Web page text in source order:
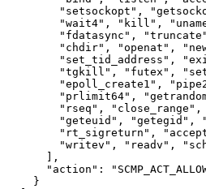
"setsockopt" ,
"wait4" , "kill" ,
"fdatasync" , "truncate"
"chdir" , "openat" ,
"set_tid_address" ,
"tgkill" , "futex" ,
"epoll_create1" ,
"prlimit64" ,
"rseq" , "close_range" ,
"geteuid" , "getegid" ,
"rt_sigreturn" ,
"writev" , "readv" ,
,
"action" :
}